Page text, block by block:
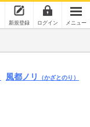
新規登録 ログイン メニュー
風都ノリ （かざとのり）